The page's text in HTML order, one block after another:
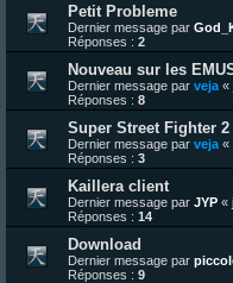
Petit Probleme
Dernier message par
Réponses : 2
Nouveau sur les
Dernier message par veja «
Réponses : 8
Super Street Fighter
Dernier message par veja «
Réponses : 3
Kaillera client
Dernier message par JYP «
Réponses : 14
Download
Dernier message par
Réponses : 9